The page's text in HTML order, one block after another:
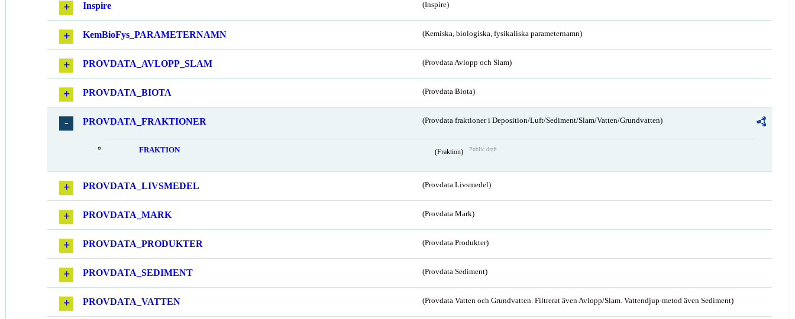
Inspire (Inspire)
KemBioFys_PARAMETERNAMN (Kemiska, biologiska, fysikaliska parameternamn)
PROVDATA_AVLOPP_SLAM (Provdata Avlopp och Slam)
PROVDATA_BIOTA (Provdata Biota)
PROVDATA_FRAKTIONER (Provdata fraktioner i Deposition/Luft/Sediment/Slam/Vatten/Grundvatten)
FRAKTION (Fraktion) Public draft
PROVDATA_LIVSMEDEL (Provdata Livsmedel)
PROVDATA_MARK (Provdata Mark)
PROVDATA_PRODUKTER (Provdata Produkter)
PROVDATA_SEDIMENT (Provdata Sediment)
PROVDATA_VATTEN (Provdata Vatten och Grundvatten. Filtrerat även Avlopp/Slam. Vattendjup-metod även Sediment)